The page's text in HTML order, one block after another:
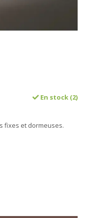
En stock (2)
fixes et dormeuses.